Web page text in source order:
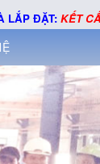
THÉP ỐNG